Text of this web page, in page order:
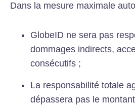
Dans la mesure maximale
GlobeID ne sera pas
dommages indirects,
consécutifs ;
La responsabilité totale
dépassera pas le